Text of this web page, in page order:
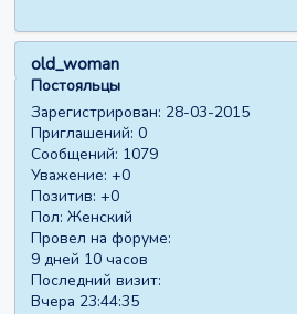
old_woman
Постояльцы
Зарегистрирован: 28-03-2015
Приглашений: 0
Сообщений: 1079
Уважение: +0
Позитив: +0
Пол: Женский
Провел на форуме:
9 дней 10 часов
Последний визит:
Вчера 23:44:35